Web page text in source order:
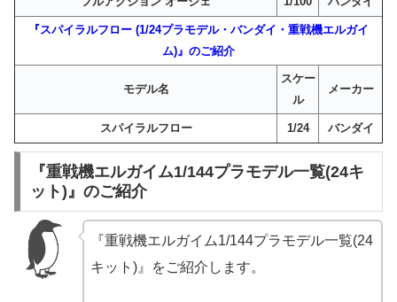
『スパイラルフロー (1/24プラモデル・バンダイ・重戦機エルガイ
ム)』のご紹介
モデル名
スケー
ル
メーカー
スパイラルフロー 1/24 バンダイ
『重戦機エルガイム1/144プラモデル一覧(24キ
ット)』のご紹介
『重戦機エルガイム1/144プラモデル一覧(24
キット)』をご紹介します。